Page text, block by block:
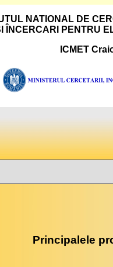
NATIONAL DE
ÎNCERCARI PENTRU
ICMET
Principalele